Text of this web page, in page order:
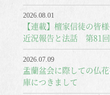
2026.08.01
【連載】檀家信徒の皆
近況報告と法話 第81回
2026.07.09
盂蘭盆会に際しての仏
庫につきまして